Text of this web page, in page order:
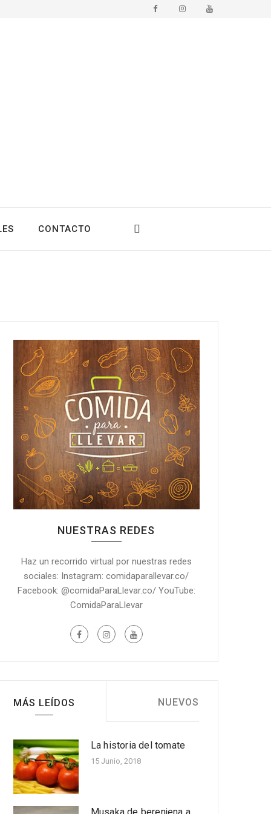
CONTACTO
NUESTRAS REDES
Haz un recorrido virtual por nuestras redes
sociales: Instagram: comidaparallevar.co/
Facebook: @comidaParaLlevar.co/ YouTube:
ComidaParaLlevar
MÁS LEÍDOS NUEVOS
La historia del tomate
15 Junio, 2018
Cinco beneficios para la
salud de la piña